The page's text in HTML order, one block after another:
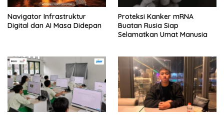
Navigator Infrastruktur
Digital dan AI Masa Didepan
Proteksi Kanker mRNA
Buatan Rusia Siap
Selamatkan Umat Manusia